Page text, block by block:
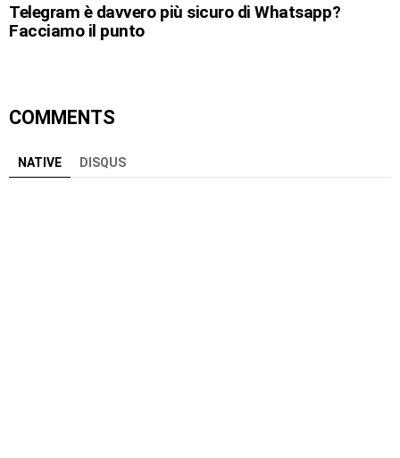
Telegram è davvero più sicuro di Whatsapp?
Facciamo il punto
COMMENTS
NATIVE DISQUS